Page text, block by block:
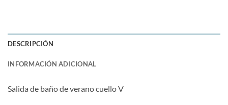
DESCRIPCIÓN
INFORMACIÓN ADICIONAL
Salida de baño de verano cuello V